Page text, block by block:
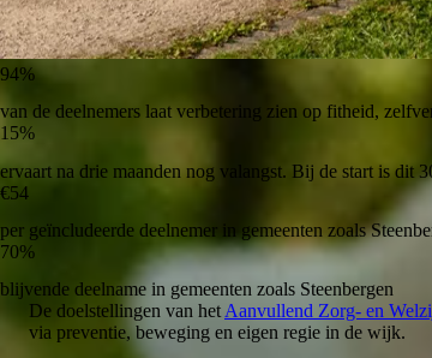
94%
van de deelnemers laat verbetering zien op fitheid,
15%
ervaart na drie maanden nog valangst. Bij de start is dit
€54
per geïncludeerde deelnemer in gemeenten zoals
70%
blijvende deelname in gemeenten zoals Steenbergen
De doelstellingen van het Aanvullend Zorg- en
via preventie, beweging en eigen regie in de wijk.